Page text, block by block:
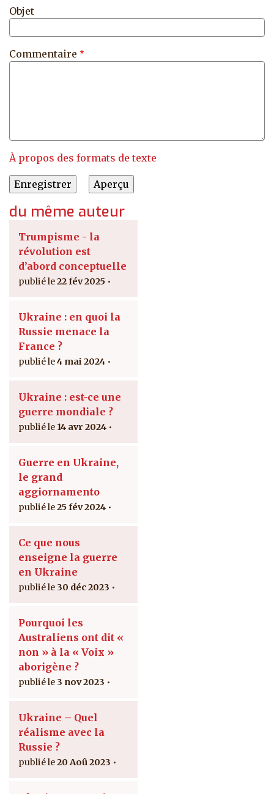
Objet
Commentaire
À propos des formats de texte
du même auteur
Trumpisme - la
révolution est
d’abord conceptuelle
22 fév 2025
Ukraine : en quoi la
Russie menace la
France ?
4 mai 2024
Ukraine : est-ce une
guerre mondiale ?
14 avr 2024
Guerre en Ukraine,
le grand
aggiornamento
25 fév 2024
Ce que nous
enseigne la guerre
en Ukraine
30 déc 2023
Pourquoi les
Australiens ont dit «
non » à la « Voix »
aborigène ?
3 nov 2023
Ukraine – Quel
réalisme avec la
Russie ?
20 Aoû 2023